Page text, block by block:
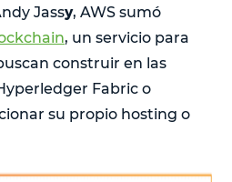
Jassy, AWS sumó
, un servicio para
construir en las
Fabric o
su propio hosting o